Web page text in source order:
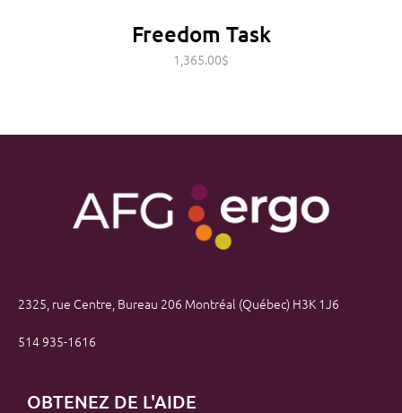
Freedom Task
1,365.00$
2325, rue Centre, Bureau 206 Montréal (Québec) H3K 1J6
514 935-1616
OBTENEZ DE L'AIDE